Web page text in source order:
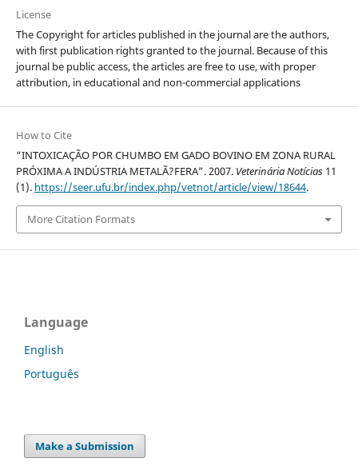
License
The Copyright for articles published in the journal are the authors,
with first publication rights granted to the journal. Because of this
journal be public access, the articles are free to use, with proper
attribution, in educational and non-commercial applications
How to Cite
“INTOXICAÇÃO POR CHUMBO EM GADO BOVINO EM ZONA RURAL
PRÓXIMA A INDÚSTRIA METALÃ?FERA”. 2007. Veterinária Notícias11
(1). https://seer.ufu.br/index.php/vetnot/article/view/18644.
More Citation Formats
Language
English
Português
Make a Submission